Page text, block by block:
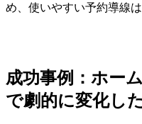
め、使いやすい予約導線
成功事例：ホー
で劇的に変化し